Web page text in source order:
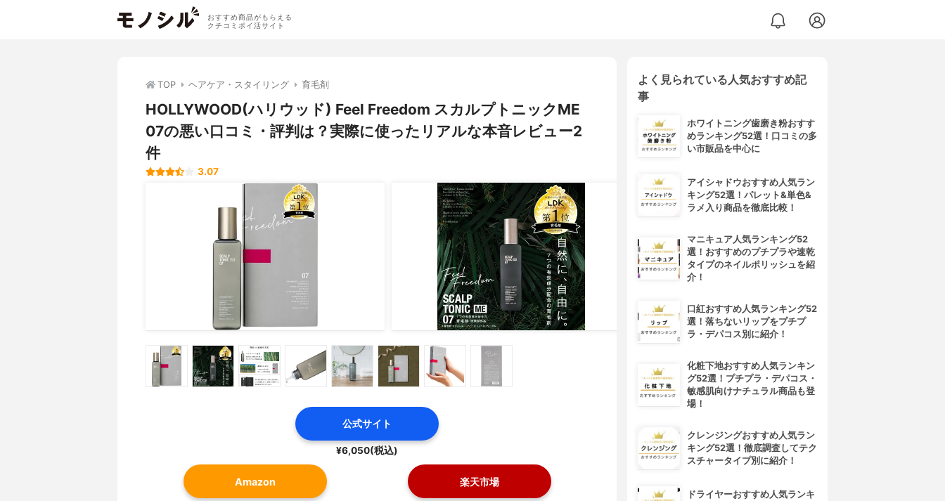
おすすめ商品がもらえる
クチコミポイ活サイト
TOP ヘアケア・スタイリング 育毛剤
HOLLYWOOD(ハリウッド) Feel Freedom スカルプトニックME
07の悪い口コミ・評判は？実際に使ったリアルな本音レビュー2
件
3.07
公式サイト
¥6,050(税込)
Amazon 楽天市場
よく見られている人気おすすめ記
事
ホワイトニング歯磨き粉おすす
めランキング52選！口コミの多
い市販品を中心に
アイシャドウおすすめ人気ラン
キング52選！パレット&単色&
ラメ入り商品を徹底比較！
マニキュア人気ランキング52
選！おすすめのプチプラや速乾
タイプのネイルポリッシュを紹
介！
口紅おすすめ人気ランキング52
選！落ちないリップをプチプ
ラ・デパコス別に紹介！
化粧下地おすすめ人気ランキン
グ52選！プチプラ・デパコス・
敏感肌向けナチュラル商品も登
場！
クレンジングおすすめ人気ラン
キング52選！徹底調査してテク
スチャータイプ別に紹介！
ドライヤーおすすめ人気ランキ